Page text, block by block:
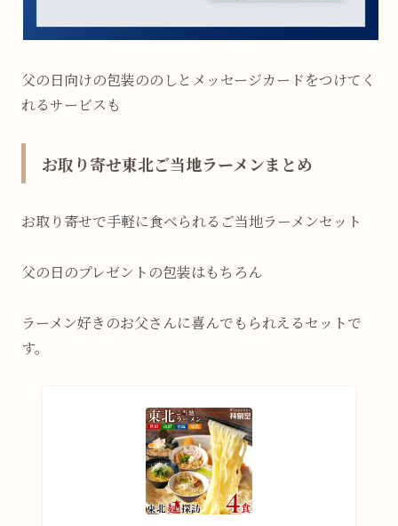
父の日向けの包装ののしとメッセージカードをつけてく
れるサービスも
お取り寄せ東北ご当地ラーメンまとめ
お取り寄せで手軽に食べられるご当地ラーメンセット
父の日のプレゼントの包装はもちろん
ラーメン好きのお父さんに喜んでもられえるセットで
す。